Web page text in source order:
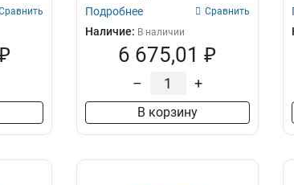
Подробнее Сравнить
Наличие: В наличии
6 675,01 ₽
– +
В корзину